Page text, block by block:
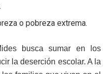
o pobreza extrema.
busca sumar en los
la deserción escolar. A la